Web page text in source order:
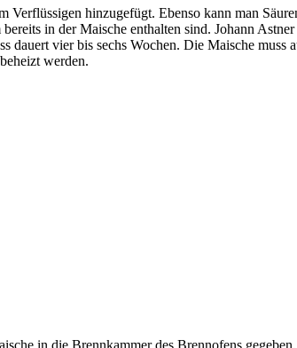
Verflüssigen hinzugefügt. Ebenso kann man
in der Maische enthalten sind. Johann
dauert vier bis sechs Wochen. Die Maische
werden.
in die Brennkammer des Brennofens